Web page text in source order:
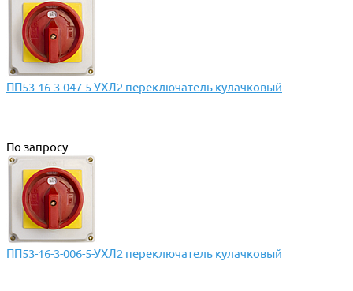
ПП53-16-3-047-5-УХЛ2 переключатель кулачковый
По запросу
ПП53-16-3-006-5-УХЛ2 переключатель кулачковый